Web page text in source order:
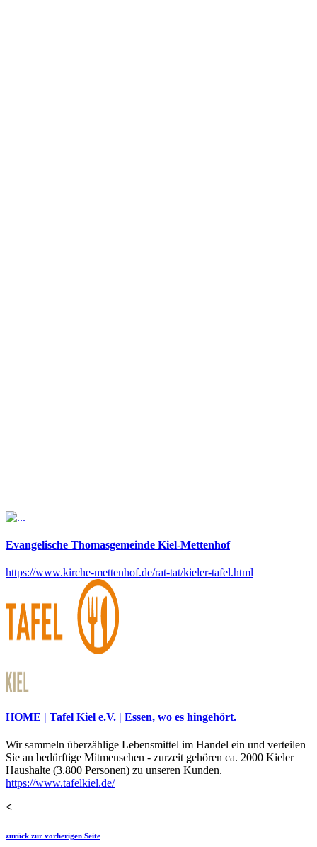
Evangelische Thomasgemeinde Kiel-Mettenhof
https://www.kirche-mettenhof.de/rat-tat/kieler-tafel.html
HOME | Tafel Kiel e.V. | Essen, wo es hingehört.
Wir sammeln überzählige Lebensmittel im Handel ein und verteilen
Sie an bedürftige Mitmenschen - zurzeit gehören ca. 2000 Kieler
Haushalte (3.800 Personen) zu unseren Kunden.
https://www.tafelkiel.de/
<
zurück zur vorherigen Seite